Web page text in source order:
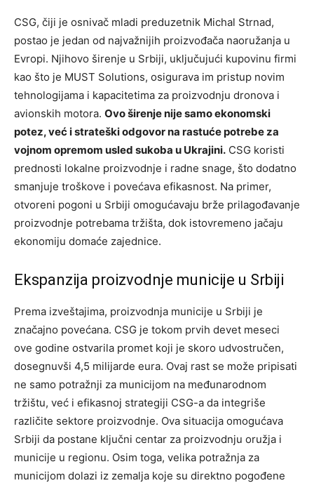
CSG, čiji je osnivač mladi preduzetnik Michal Strnad,
postao je jedan od najvažnijih proizvođača naoružanja u
Evropi. Njihovo širenje u Srbiji, uključujući kupovinu firmi
kao što je MUST Solutions, osigurava im pristup novim
tehnologijama i kapacitetima za proizvodnju dronova i
avionskih motora. Ovo širenje nije samo ekonomski
potez, već i strateški odgovor na rastuće potrebe za
vojnom opremom usled sukoba u Ukrajini. CSG koristi
prednosti lokalne proizvodnje i radne snage, što dodatno
smanjuje troškove i povećava efikasnost. Na primer,
otvoreni pogoni u Srbiji omogućavaju brže prilagođavanje
proizvodnje potrebama tržišta, dok istovremeno jačaju
ekonomiju domaće zajednice.
Ekspanzija proizvodnje municije u Srbiji
Prema izveštajima, proizvodnja municije u Srbiji je
značajno povećana. CSG je tokom prvih devet meseci
ove godine ostvarila promet koji je skoro udvostručen,
dosegnuvši 4,5 milijarde eura. Ovaj rast se može pripisati
ne samo potražnji za municijom na međunarodnom
tržištu, već i efikasnoj strategiji CSG-a da integriše
različite sektore proizvodnje. Ova situacija omogućava
Srbiji da postane ključni centar za proizvodnju oružja i
municije u regionu. Osim toga, velika potražnja za
municijom dolazi iz zemalja koje su direktno pogođene